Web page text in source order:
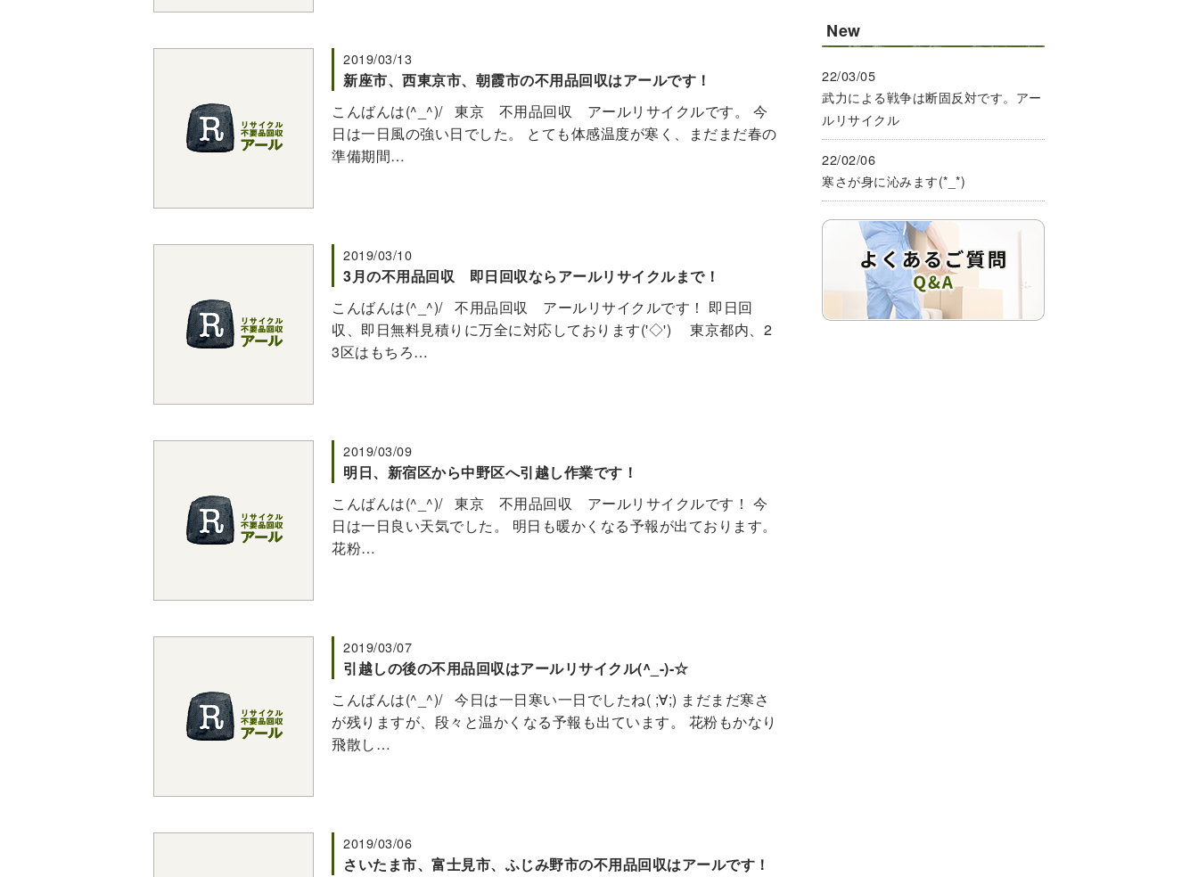
2019/03/13
新座市、西東京市、朝霞市の不用品回収はアールです！
こんばんは(^_^)/ 東京 不用品回収 アールリサイクルです。 今
日は一日風の強い日でした。 とても体感温度が寒く、まだまだ春の
準備期間…
2019/03/10
3月の不用品回収 即日回収ならアールリサイクルまで！
こんばんは(^_^)/ 不用品回収 アールリサイクルです！ 即日回
収、即日無料見積りに万全に対応しております('◇')ゞ 東京都内、2
3区はもちろ…
2019/03/09
明日、新宿区から中野区へ引越し作業です！
こんばんは(^_^)/ 東京 不用品回収 アールリサイクルです！ 今
日は一日良い天気でした。 明日も暖かくなる予報が出ております。
花粉…
2019/03/07
引越しの後の不用品回収はアールリサイクル(^_-)-☆
こんばんは(^_^)/ 今日は一日寒い一日でしたね( ;∀;) まだまだ寒さ
が残りますが、段々と温かくなる予報も出ています。 花粉もかなり
飛散し…
2019/03/06
さいたま市、富士見市、ふじみ野市の不用品回収はアールです！
New
22/03/05
武力による戦争は断固反対です。アー
ルリサイクル
22/02/06
寒さが身に沁みます(*_*)